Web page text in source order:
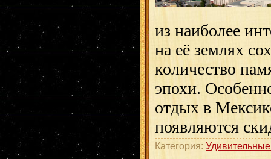
из наиболее
на её землях
количество
эпохи.
отдых в
появляются
Категория: